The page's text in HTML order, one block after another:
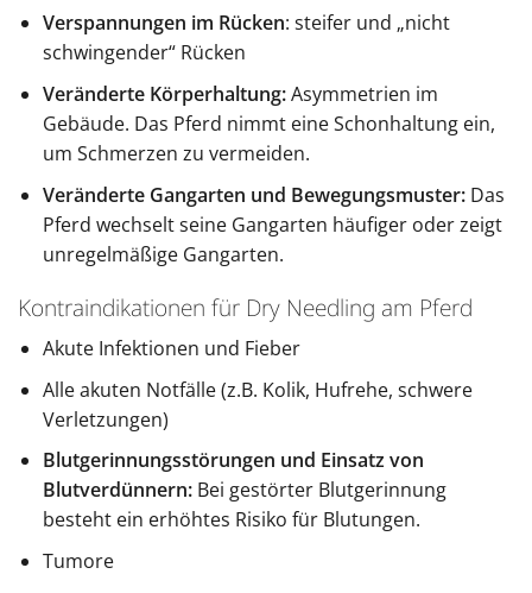
Verspannungen im Rücken: steifer und „nicht
schwingender“ Rücken
Veränderte Körperhaltung:Asymmetrien im
Gebäude. Das Pferd nimmt eine Schonhaltung ein,
um Schmerzen zu vermeiden.
Veränderte Gangarten und Bewegungsmuster:Das
Pferd wechselt seine Gangarten häufiger oder zeigt
unregelmäßige Gangarten.
Kontraindikationen für Dry Needling am Pferd
Akute Infektionen und Fieber
Alle akuten Notfälle (z.B. Kolik, Hufrehe, schwere
Verletzungen)
Blutgerinnungsstörungen und Einsatz von
Blutverdünnern:Bei gestörter Blutgerinnung
besteht ein erhöhtes Risiko für Blutungen.
Tumore